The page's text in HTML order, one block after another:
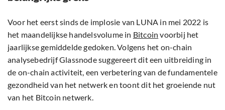
Voor het eerst sinds de implosie van LUNA in mei 2022 is
het maandelijkse handelsvolume in Bitcoin voorbij het
jaarlijkse gemiddelde gedoken. Volgens het on-chain
analysebedrijf Glassnode suggereert dit een uitbreiding in
de on-chain activiteit, een verbetering van de fundamentele
gezondheid van het netwerk en toont dit het groeiende nut
van het Bitcoin netwerk.